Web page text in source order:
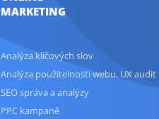
MARKETING
Analýza klíčových slov
Analýza použitelnosti webu, UX audit
SEO správa a analýzy
PPC kampaně